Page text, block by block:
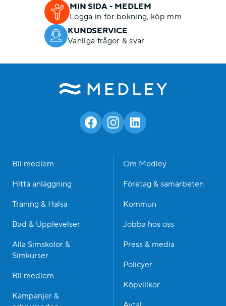
MIN SIDA - MEDLEM
Logga in för bokning, köp mm
KUNDSERVICE
Vanliga frågor & svar
Bli medlem
Hitta anläggning
Träning & Hälsa
Bad & Upplevelser
Alla Simskolor &
Simkurser
Bli medlem
Kampanjer &
Om Medley
Företag & samarbeten
Kommun
Jobba hos oss
Press & media
Policyer
Köpvillkor